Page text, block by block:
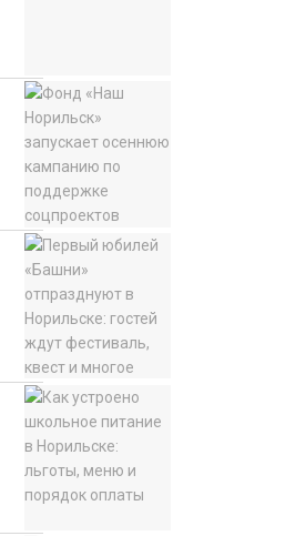
обошёл
в
городов,
приехали